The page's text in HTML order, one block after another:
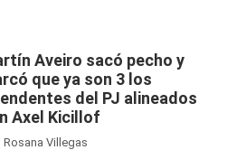
Aveiro sacó pecho y
que ya son 3 los
del PJ alineados
Axel Kicillof
Villegas